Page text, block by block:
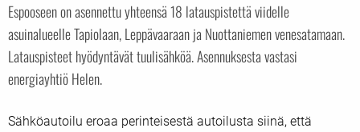
Espooseen on asennettu yhteensä 18 latauspistettä viidelle
asuinalueelle Tapiolaan, Leppävaaraan ja Nuottaniemen venesatamaan.
Latauspisteet hyödyntävät tuulisähköä. Asennuksesta vastasi
energiayhtiö Helen.
Sähköautoilu eroaa perinteisestä autoilusta siinä, että